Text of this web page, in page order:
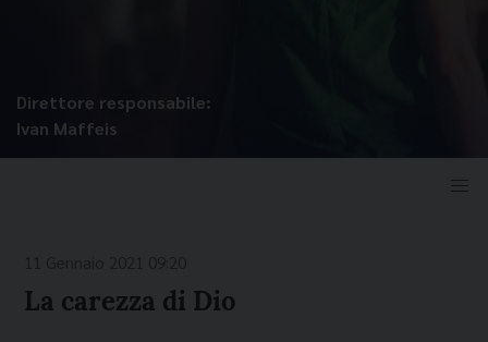
Direttore responsabile:
Ivan Maffeis
La carezza di Dio